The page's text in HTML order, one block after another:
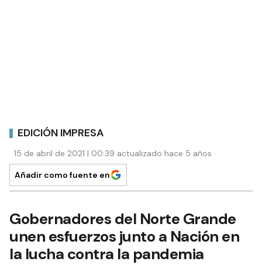
EDICIÓN IMPRESA
15 de abril de 2021 | 00:39 actualizado hace 5 años
Añadir como fuente en
Gobernadores del Norte Grande
unen esfuerzos junto a Nación en
la lucha contra la pandemia